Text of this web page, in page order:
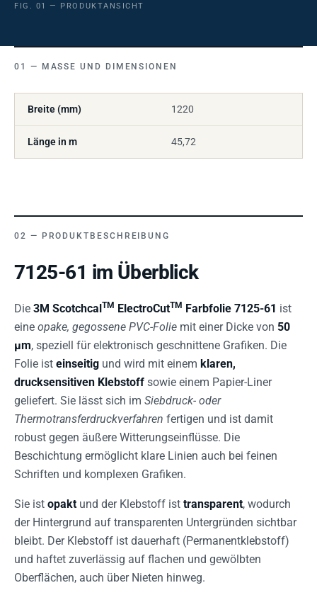
FIG. 01 — PRODUKTANSICHT
MASSE UND DIMENSIONEN
Breite (mm) 1220
Länge in m 45,72
PRODUKTBESCHREIBUNG
7125-61 im Überblick
Die 3M ScotchcalTM ElectroCutTM Farbfolie 7125-61 ist
eine opake, gegossene PVC-Folie mit einer Dicke von 50
µm, speziell für elektronisch geschnittene Grafiken. Die
Folie ist einseitig und wird mit einem klaren,
drucksensitiven Klebstoff sowie einem Papier-Liner
geliefert. Sie lässt sich im Siebdruck- oder
Thermotransferdruckverfahren fertigen und ist damit
robust gegen äußere Witterungseinflüsse. Die
Beschichtung ermöglicht klare Linien auch bei feinen
Schriften und komplexen Grafiken.
Sie ist opakt und der Klebstoff ist transparent, wodurch
der Hintergrund auf transparenten Untergründen sichtbar
bleibt. Der Klebstoff ist dauerhaft (Permanentklebstoff)
und haftet zuverlässig auf flachen und gewölbten
Oberflächen, auch über Nieten hinweg.